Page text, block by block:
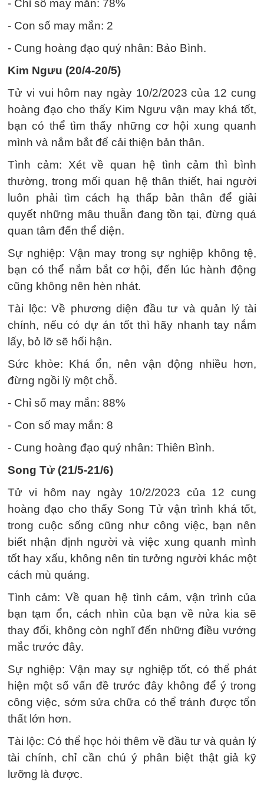
- Chỉ số may mắn: 78%
- Con số may mắn: 2
- Cung hoàng đạo quý nhân: Bảo Bình.
Kim Ngưu (20/4-20/5)
Tử vi vui hôm nay ngày 10/2/2023 của 12 cung
hoàng đạo cho thấy Kim Ngưu vận may khá tốt,
bạn có thể tìm thấy những cơ hội xung quanh
mình và nắm bắt để cải thiện bản thân.
Tình cảm: Xét về quan hệ tình cảm thì bình
thường, trong mối quan hệ thân thiết, hai người
luôn phải tìm cách hạ thấp bản thân để giải
quyết những mâu thuẫn đang tồn tại, đừng quá
quan tâm đến thể diện.
Sự nghiệp: Vận may trong sự nghiệp không tệ,
bạn có thể nắm bắt cơ hội, đến lúc hành động
cũng không nên hèn nhát.
Tài lộc: Về phương diện đầu tư và quản lý tài
chính, nếu có dự án tốt thì hãy nhanh tay nắm
lấy, bỏ lỡ sẽ hối hận.
Sức khỏe: Khá ổn, nên vận động nhiều hơn,
đừng ngồi lỳ một chỗ.
- Chỉ số may mắn: 88%
- Con số may mắn: 8
- Cung hoàng đạo quý nhân: Thiên Bình.
Song Tử (21/5-21/6)
Tử vi hôm nay ngày 10/2/2023 của 12 cung
hoàng đạo cho thấy Song Tử vận trình khá tốt,
trong cuộc sống cũng như công việc, bạn nên
biết nhận định người và việc xung quanh mình
tốt hay xấu, không nên tin tưởng người khác một
cách mù quáng.
Tình cảm: Về quan hệ tình cảm, vận trình của
bạn tạm ổn, cách nhìn của bạn về nửa kia sẽ
thay đổi, không còn nghĩ đến những điều vướng
mắc trước đây.
Sự nghiệp: Vận may sự nghiệp tốt, có thể phát
hiện một số vấn đề trước đây không để ý trong
công việc, sớm sửa chữa có thể tránh được tổn
thất lớn hơn.
Tài lộc: Có thể học hỏi thêm về đầu tư và quản lý
tài chính, chỉ cần chú ý phân biệt thật giả kỹ
lưỡng là được.